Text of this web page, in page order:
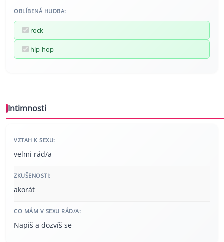
OBLÍBENÁ HUDBA:
rock
hip-hop
Intimnosti
VZTAH K SEXU:
velmi rád/a
ZKUŠENOSTI:
akorát
CO MÁM V SEXU RÁD/A:
Napiš a dozvíš se